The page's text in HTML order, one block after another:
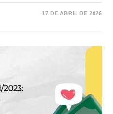
17 DE ABRIL DE 2026